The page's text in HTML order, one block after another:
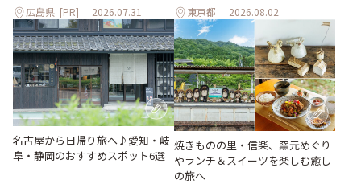
広島県 [PR] 2026.07.31 東京都 2026.08.02
名古屋から日帰り旅へ♪愛知・岐
阜・静岡のおすすめスポット6選
焼きものの里・信楽、窯元めぐり
やランチ＆スイーツを楽しむ癒し
の旅へ